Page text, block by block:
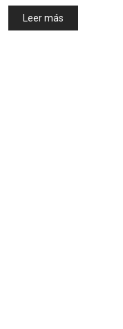
Leer más